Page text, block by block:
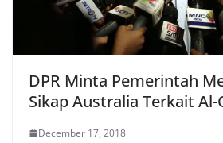
DPR Minta Pemerintah
Sikap Australia Terkait Al-
December 17, 2018